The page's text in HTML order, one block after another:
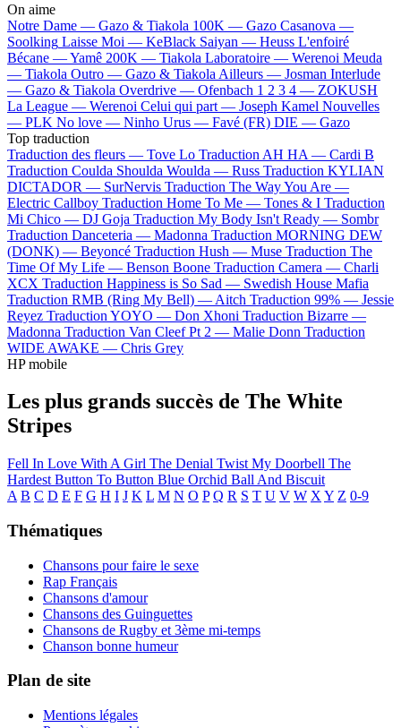
On aime
Notre Dame — Gazo & Tiakola 100K — Gazo Casanova —
Soolking Laisse Moi — KeBlack Saiyan — Heuss L'enfoiré
Bécane —Yamê 200K — Tiakola Laboratoire — Werenoi Meuda
— Tiakola Outro — Gazo & Tiakola Ailleurs — Josman Interlude
— Gazo & Tiakola Overdrive — Ofenbach 1 2 3 4 — ZOKUSH
La League — Werenoi Celui qui part — Joseph Kamel Nouvelles
— PLK No love — Ninho Urus — Favé (FR) DIE — Gazo
Top traduction
Traduction des fleurs — Tove Lo Traduction AH HA — Cardi B
Traduction Coulda Shoulda Woulda — Russ Traduction KYLIAN
DICTADOR — SurNervis Traduction The Way You Are —
Electric Callboy Traduction Home To Me — Tones & I Traduction
Mi Chico — DJ Goja Traduction My Body Isn't Ready — Sombr
Traduction Danceteria — Madonna Traduction MORNING DEW
(DONK) — Beyoncé Traduction Hush — Muse Traduction The
Time Of My Life — Benson Boone Traduction Camera — Charli
XCX Traduction Happiness is So Sad — Swedish House Mafia
Traduction RMB (Ring My Bell) — Aitch Traduction 99% — Jessie
Reyez Traduction YOYO — Don Xhoni Traduction Bizarre —
Madonna Traduction Van Cleef Pt 2 — Malie Donn Traduction
WIDE AWAKE — Chris Grey
HP mobile
Les plus grands succès de The White
Stripes
Fell In Love With A Girl The Denial Twist My Doorbell The
Hardest Button To Button Blue Orchid Ball And Biscuit
A B C D E F G H I J K L M N O P Q R S T U V W X Y Z 0-9
Thématiques
Chansons pour faire le sexe
Rap Français
Chansons d'amour
Chansons des Guinguettes
Chansons de Rugby et 3ème mi-temps
Chanson bonne humeur
Plan de site
Mentions légales